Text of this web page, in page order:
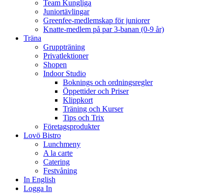
Team Kungliga
Juniortävlingar
Greenfee-medlemskap för juniorer
Knatte-medlem på par 3-banan (0-9 år)
Träna
Gruppträning
Privatlektioner
Shopen
Indoor Studio
Boknings och ordningsregler
Öppettider och Priser
Klippkort
Träning och Kurser
Tips och Trix
Företagsprodukter
Lovö Bistro
Lunchmeny
A la carte
Catering
Festvåning
In English
Logga In